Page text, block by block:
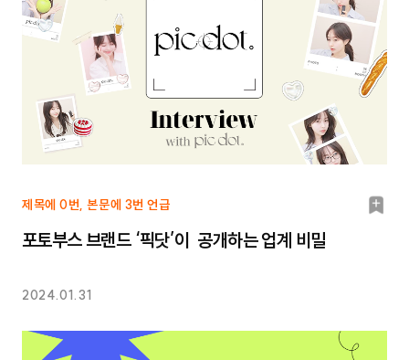
제목에 0번, 본문에 3번 언급
북
포토부스 브랜드 ‘픽닷’이 공개하는 업계 비밀
2024.01.31